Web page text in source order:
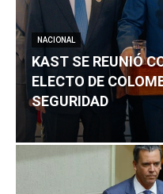
NACIONAL
KAST SE REUNIÓ
ELECTO DE
SEGURIDAD